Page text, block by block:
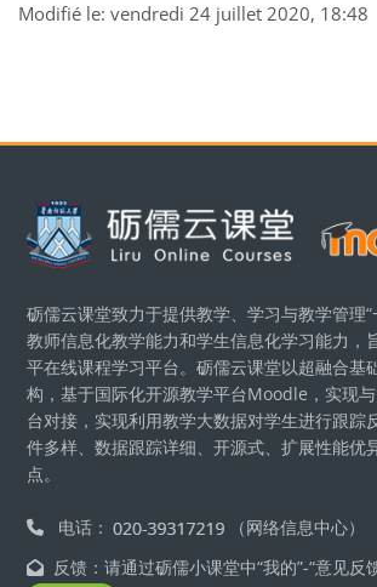
Modifié le: vendredi 24 juillet 2020, 18:48
Blocs
砺儒云课堂致力于提供教学、学习与教学管理
教师信息化教学能力和学生信息化学习能力，
平在线课程学习平台。砺儒云课堂以超融合基
构，基于国际化开源教学平台Moodle，实现
台对接，实现利用教学大数据对学生进行跟踪
件多样、数据跟踪详细、开源式、扩展性能优
点。
电话：
（网络信息中心）
反馈：请通过砺儒小课堂中“我的”-“意见反